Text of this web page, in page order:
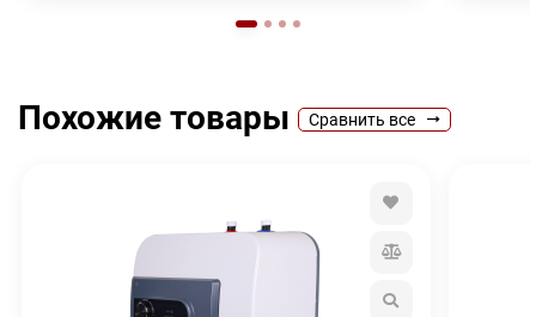
Похожие товары Сравнить все